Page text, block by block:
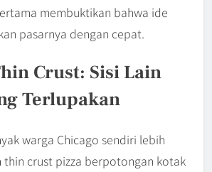
membuktikan bahwa ide
pasarnya dengan cepat.
Crust: Sisi Lain
Terlupakan
warga Chicago sendiri lebih
thin crust pizza berpotongan kotak